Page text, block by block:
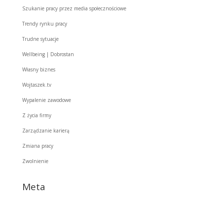
Szukanie pracy przez media społecznościowe
Trendy rynku pracy
Trudne sytuacje
Wellbeing | Dobrostan
Własny biznes
Wojtaszek.tv
Wypalenie zawodowe
Z życia firmy
Zarządzanie karierą
Zmiana pracy
Zwolnienie
Meta